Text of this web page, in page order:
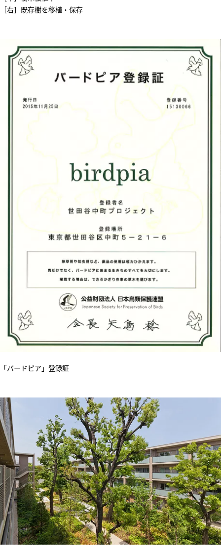
［右］既存樹を移植・保存
「バードピア」登録証